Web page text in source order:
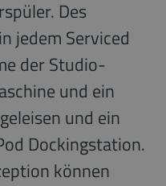
Des
jedem Serviced
der Studio-
und ein
und ein
Dockingstation.
können